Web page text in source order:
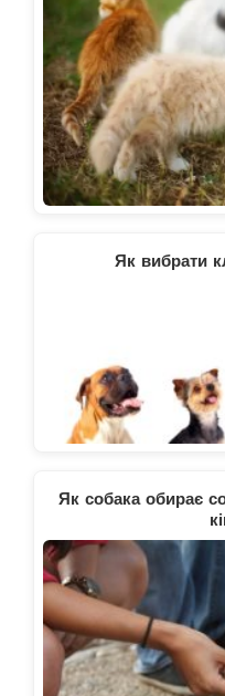
Як вибрати
Як собака обирає